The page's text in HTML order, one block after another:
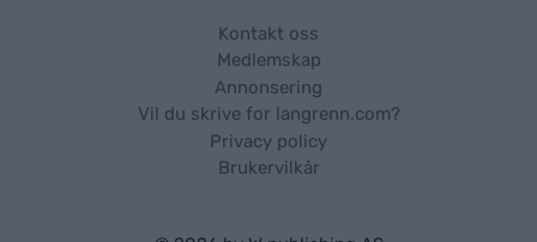
Kontakt oss
Medlemskap
Annonsering
Vil du skrive for langrenn.com?
Privacy policy
Brukervilkår